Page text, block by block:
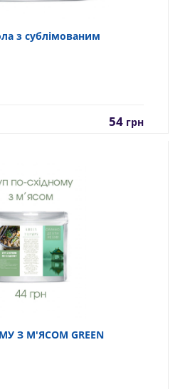
з сублімованим
54 грн
З М'ЯСОМ GREEN